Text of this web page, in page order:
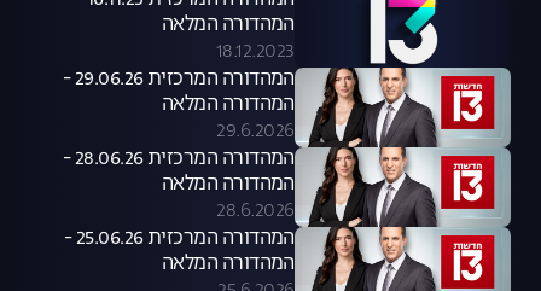
המהדורה המלאה
18.12.2023
המהדורה המרכזית 29.06.26 -
המהדורה המלאה
29.6.2026
המהדורה המרכזית 28.06.26 -
המהדורה המלאה
28.6.2026
המהדורה המרכזית 25.06.26 -
המהדורה המלאה